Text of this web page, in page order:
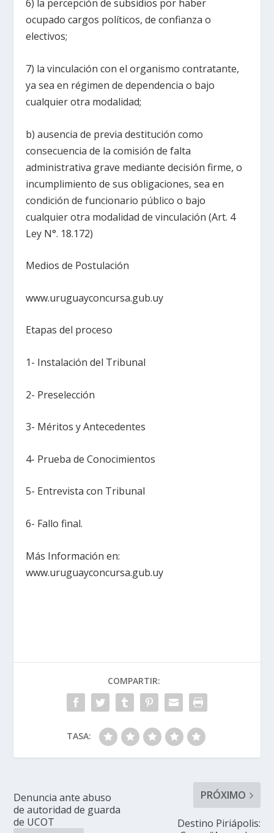
6) la percepción de subsidios por haber
ocupado cargos políticos, de confianza o
electivos;
7) la vinculación con el organismo contratante,
ya sea en régimen de dependencia o bajo
cualquier otra modalidad;
b) ausencia de previa destitución como
consecuencia de la comisión de falta
administrativa grave mediante decisión firme, o
incumplimiento de sus obligaciones, sea en
condición de funcionario público o bajo
cualquier otra modalidad de vinculación (Art. 4
Ley N°. 18.172)
Medios de Postulación
www.uruguayconcursa.gub.uy
Etapas del proceso
1- Instalación del Tribunal
2- Preselección
3- Méritos y Antecedentes
4- Prueba de Conocimientos
5- Entrevista con Tribunal
6- Fallo final.
Más Información en:
www.uruguayconcursa.gub.uy
COMPARTIR:
TASA:
Denuncia ante abuso
de autoridad de guarda
de UCOT
PRÓXIMO
Destino Piriápolis: